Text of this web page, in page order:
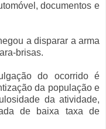
documentos e
a disparar a arma
brisas.
do ocorrido é
da população e
da atividade,
de baixa taxa de